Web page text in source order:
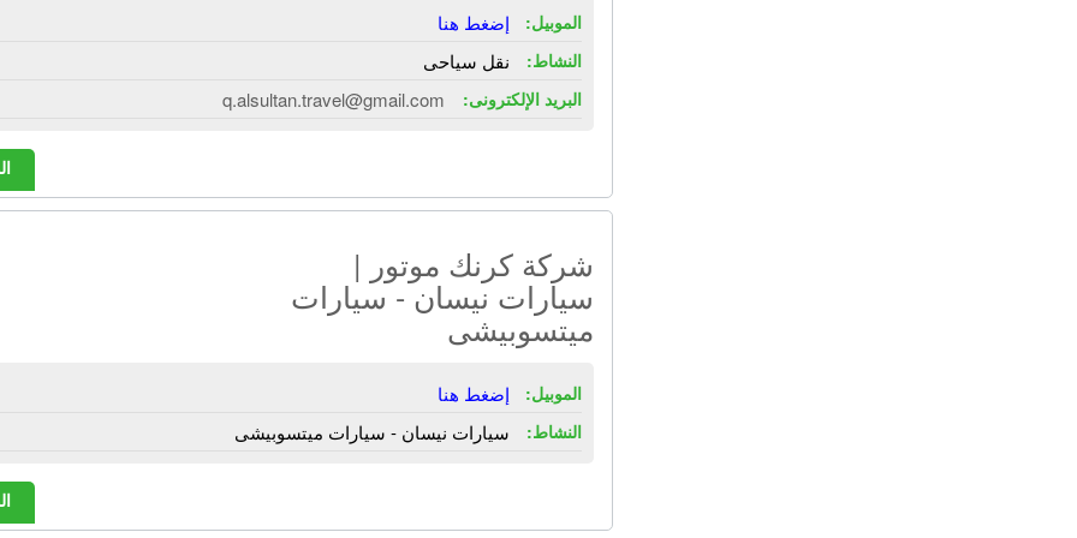
الموبيل: إضغط هنا
النشاط: نقل سياحى
البريد الإلكترونى: q.alsultan.travel@gmail.com
شركة كرنك موتور |
سيارات نيسان - سيارات
ميتسوبيشى
الموبيل: إضغط هنا
النشاط: سيارات نيسان - سيارات ميتسوبيشى